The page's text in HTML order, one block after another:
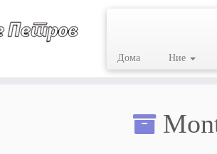
Дома Ние